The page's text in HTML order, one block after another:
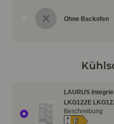
Ohne Backofen
LAURUS
LKG122E
A
↑
Beschreibung